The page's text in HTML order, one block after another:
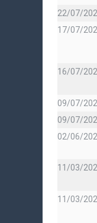
22/07/
17/07/
16/07/
09/07/
09/07/
02/06/
11/03/
11/03/